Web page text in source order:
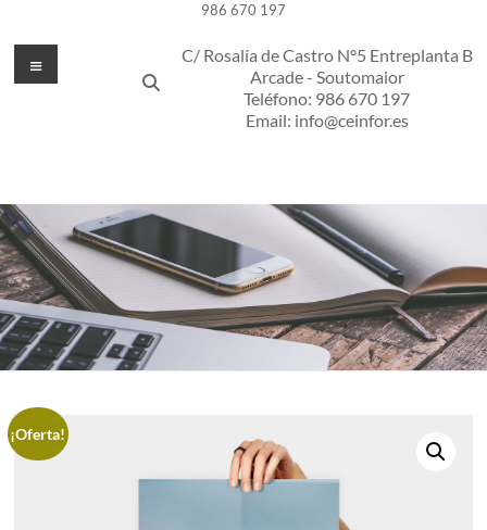
986 670 197
C/ Rosalía de Castro Nº5 Entreplanta B
Arcade - Soutomaior
Teléfono: 986 670 197
Email: info@ceinfor.es
Menú
¡Oferta!